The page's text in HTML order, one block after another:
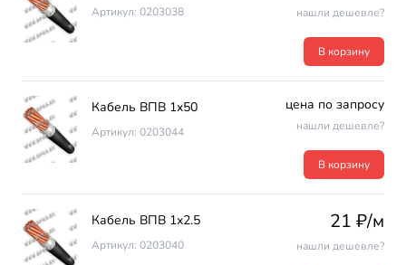
Артикул: 0203038 нашли дешевле?
В корзину
Кабель ВПВ 1х50
Артикул: 0203044
цена по запросу
нашли дешевле?
В корзину
Кабель ВПВ 1х2.5
Артикул: 0203040
21 ₽/м
нашли дешевле?